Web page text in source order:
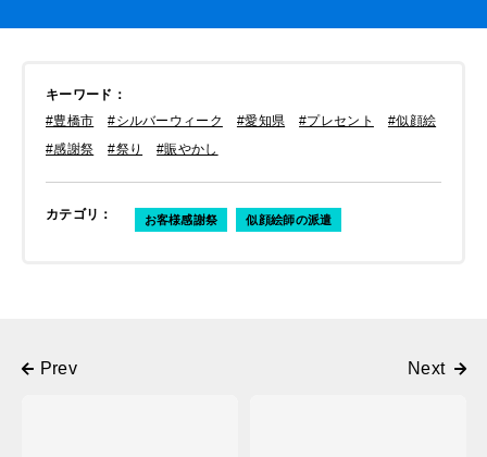
キーワード ：
#豊橋市
#シルバーウィーク #愛知県 #プレセント
#似顔絵
#感謝祭
#祭り #賑やかし
カテゴリ ： お客様感謝祭 似顔絵師の派遣